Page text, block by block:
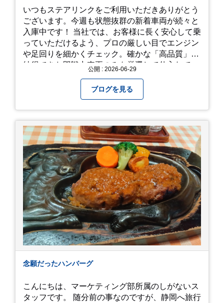
いつもステアリンクをご利用いただきありがとう
ございます。今週も状態抜群の新着車両が続々と
入庫中です！ 当社では、お客様に長く安心して乗
っていただけるよう、プロの厳しい目でエンジン
や足回りを細かくチェック。確かな「高品質」と
納得できた即戦力車両のみを厳選して仕入れてい
公開 : 2026-06-29
ブログを見る
念願だったハンバーグ
こんにちは、マーケティング部所属のしがないス
タッフです。 随分前の事なのですが、静岡へ旅行